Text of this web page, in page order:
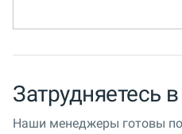
Затрудняетесь
Наши менеджеры готовы